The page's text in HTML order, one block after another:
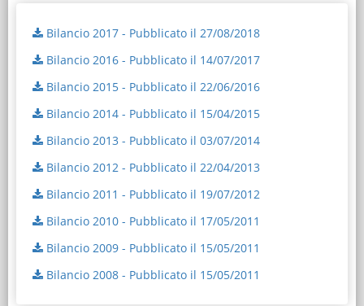
Bilancio 2017 - Pubblicato il 27/08/2018
Bilancio 2016 - Pubblicato il 14/07/2017
Bilancio 2015 - Pubblicato il 22/06/2016
Bilancio 2014 - Pubblicato il 15/04/2015
Bilancio 2013 - Pubblicato il 03/07/2014
Bilancio 2012 - Pubblicato il 22/04/2013
Bilancio 2011 - Pubblicato il 19/07/2012
Bilancio 2010 - Pubblicato il 17/05/2011
Bilancio 2009 - Pubblicato il 15/05/2011
Bilancio 2008 - Pubblicato il 15/05/2011